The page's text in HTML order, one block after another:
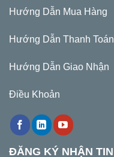
Hướng Dẫn Mua Hàng
Hướng Dẫn Thanh Toán
Hướng Dẫn Giao Nhận
Điều Khoản
ĐĂNG KÝ NHẬN TIN